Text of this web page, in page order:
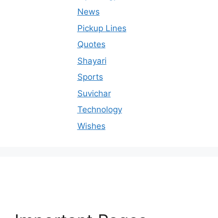
News
Pickup Lines
Quotes
Shayari
Sports
Suvichar
Technology
Wishes